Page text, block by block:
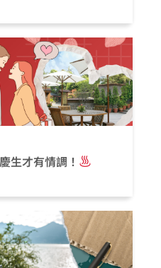
生才有情調！